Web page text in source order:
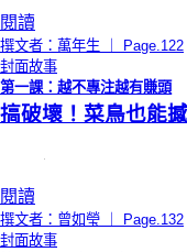
閱讀
撰文者：萬年生 ｜ Page.122
封面故事
第一課：越不專注越有賺頭
搞破壞！菜鳥也能
閱讀
撰文者：曾如瑩 ｜ Page.132
封面故事